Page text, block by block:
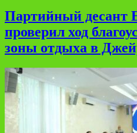
Партийный десант
проверил ход
зоны отдыха в